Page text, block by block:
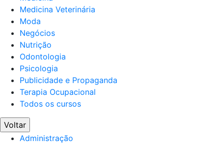
Medicina Veterinária
Moda
Negócios
Nutrição
Odontologia
Psicologia
Publicidade e Propaganda
Terapia Ocupacional
Todos os cursos
Voltar
Administração